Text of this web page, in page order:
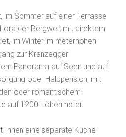
im Sommer auf einer Terrasse
der Bergwelt mit direktem
im Winter im meterhohen
zur Kranzegger
Panorama auf Seen und auf
oder Halbpension, mit
oder romantischem
auf 1200 Höhenmeter.
Ihnen eine separate Küche